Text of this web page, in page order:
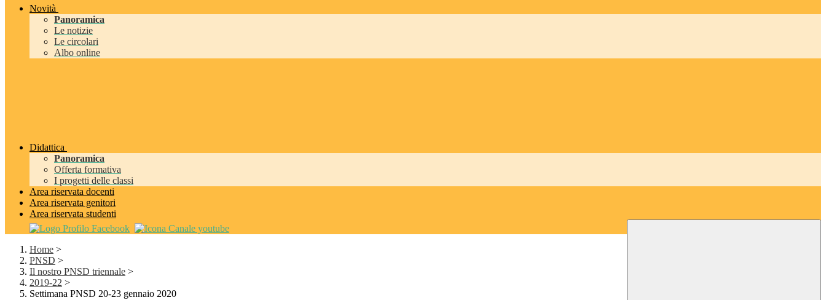
Novità
Panoramica
Le notizie
Le circolari
Albo online
Didattica
Panoramica
Offerta formativa
I progetti delle classi
Area riservata docenti
Area riservata genitori
Area riservata studenti
Home >
PNSD >
Il nostro PNSD triennale >
2019-22 >
Settimana PNSD 20-23 gennaio 2020